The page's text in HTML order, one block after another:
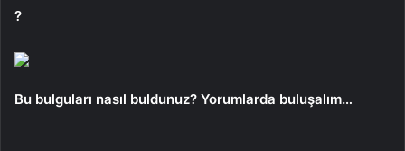
?
Bu bulguları nasıl buldunuz? Yorumlarda buluşalım…